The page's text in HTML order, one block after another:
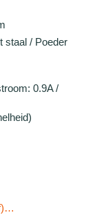
staal / Poeder
0.9A /